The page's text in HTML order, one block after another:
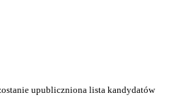
upubliczniona lista kandydatów